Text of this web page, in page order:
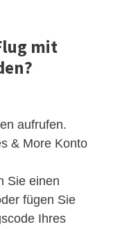
mit
aufrufen.
& More Konto
Sie einen
fügen Sie
Ihres